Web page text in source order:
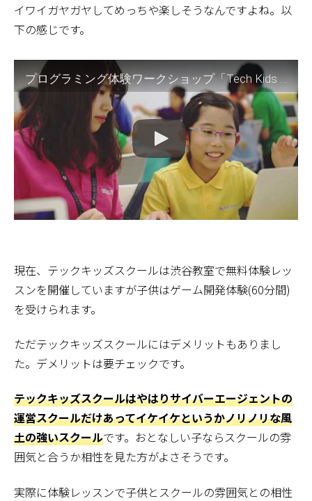
イワイガヤガヤしてめっちや楽しそうなんですよね。以
下の感じです。
プログラミング体験ワークショップ「Tech Kids CAMP」紹介ムービー
現在、テックキッズスクールは渋谷教室で無料体験レッ
スンを開催していますが子供はゲーム開発体験(60分間)
を受けられます。
ただテックキッズスクールにはデメリットもありまし
た。デメリットは要チェックです。
テックキッズスクールはやはりサイバーエージェントの
運営スクールだけあってイケイケというかノリノリな風
土の強いスクールです。おとなしい子ならスクールの雰
囲気と合うか相性を見た方がよさそうです。
実際に体験レッスンで子供とスクールの雰囲気との相性